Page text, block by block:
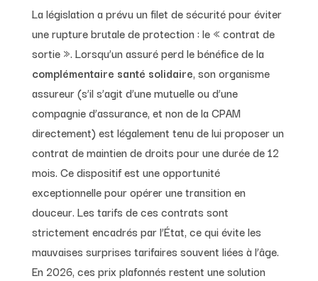
Si vous perdez la CSS, commencez
toujours par contacter votreCCAS. Ils
disposent souvent d’enveloppes
d’urgence ou de partenariats locaux non
listés au niveau national.
La législation a prévu un filet de sécurité pour éviter
une rupture brutale de protection : le « contrat de
sortie ». Lorsqu’un assuré perd le bénéfice de la
complémentaire santé solidaire, son organisme
assureur (s’il s’agit d’une mutuelle ou d’une
compagnie d’assurance, et non de la CPAM
directement) est légalement tenu de lui proposer un
contrat de maintien de droits pour une durée de 12
mois. Ce dispositif est une opportunité
exceptionnelle pour opérer une transition en
douceur. Les tarifs de ces contrats sont
strictement encadrés par l’État, ce qui évite les
mauvaises surprises tarifaires souvent liées à l’âge.
En 2026, ces prix plafonnés restent une solution